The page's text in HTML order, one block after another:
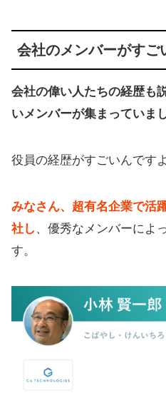
会社のメンバーがすご
会社の偉い人たちの経歴も
いメンバーが集まっていま
役員の経歴がすごいんですよ
みなさん、超有名企業で活
社し 、優秀なメンバーによ
す。